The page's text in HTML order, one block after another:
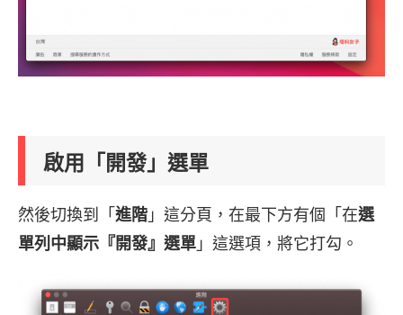
啟用「開發」選單
然後切換到「 進階 」這分頁，在最下方有個「在選
單列中顯示『開發』選單 」這選項，將它打勾。